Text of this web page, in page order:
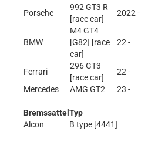
Porsche
992 GT3 R
[race car]
2022 -
BMW
M4 GT4
[G82] [race
car]
22 -
Ferrari
296 GT3
[race car]
22 -
Mercedes
AMG GT2 23 -
Bremssattel Typ
Alcon
B type [4441]